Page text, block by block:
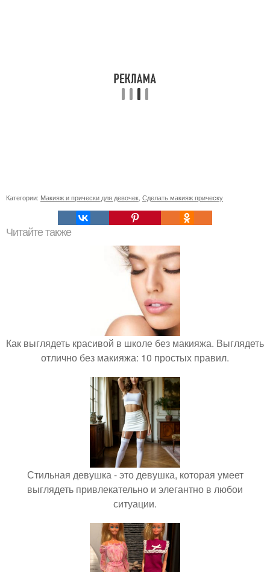
Категории: Макияж и прически для девочек, Сделать макияж прическу
Читайте также
Как выглядеть красивой в школе без макияжа. Выглядеть
отлично без макияжа: 10 простых правил.
Стильная девушка - это девушка, которая умеет
выглядеть привлекательно и элегантно в любои
ситуации.